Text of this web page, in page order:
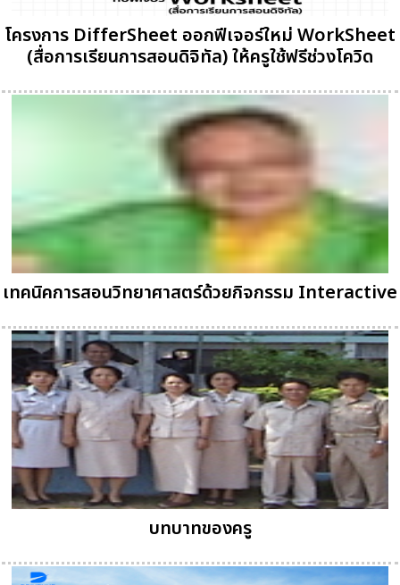
โครงการ DifferSheet ออกฟีเจอร์ใหม่ WorkSheet
(สื่อการเรียนการสอนดิจิทัล) ให้ครูใช้ฟรีช่วงโควิด
เทคนิคการสอนวิทยาศาสตร์ด้วยกิจกรรม Interactive
บทบาทของครู